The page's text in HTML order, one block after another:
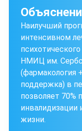
Наилучший
интенсивном
НМИЦ им.
(фармакология
поддержка) в
позволяет 70%
инвалидизации
жизни.